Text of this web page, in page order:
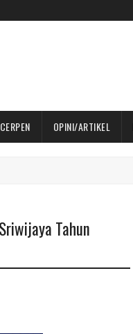
CERPEN OPINI/ARTIKEL
Tahun